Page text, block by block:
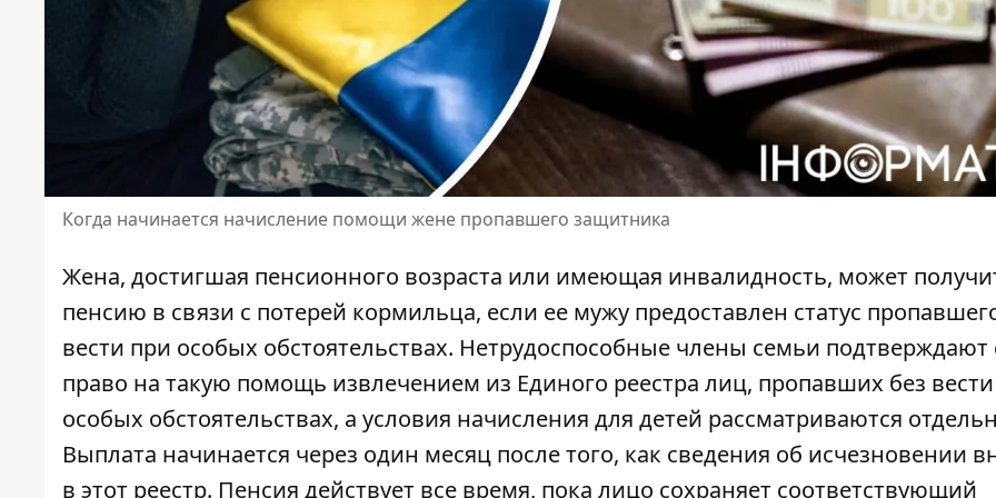
Когда начинается начисление помощи жене пропавшего защитника
Жена, достигшая пенсионного возраста или имеющая инвалидность, может
пенсию в связи с потерей кормильца, если ее мужу предоставлен статус
вести при особых обстоятельствах. Нетрудоспособные члены семьи подтверждают
право на такую ​​помощь извлечением из Единого реестра лиц, пропавших без
особых обстоятельствах, а условия начисления для детей рассматриваются
Выплата начинается через один месяц после того, как сведения об исчезновении
в этот реестр. Пенсия действует все время, пока лицо сохраняет соответствующий